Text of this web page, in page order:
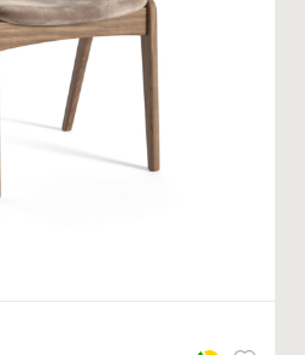
компаніями, які займаються
комерційної нерухомості